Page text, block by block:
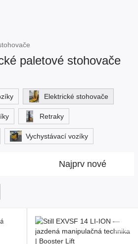
paletové stohovače
Elektrické stohovače
Retraky
Vychystávací vozíky
Najprv nové